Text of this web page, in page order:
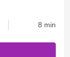
8 min